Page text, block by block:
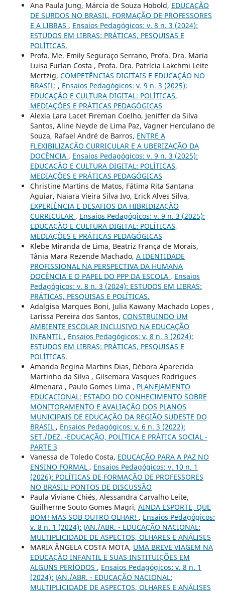
Ana Paula Jung, Márcia de Souza Hobold, EDUCAÇÃO
DE SURDOS NO BRASIL, FORMAÇÃO DE PROFESSORES
E A LIBRAS , Ensaios Pedagógicos: v. 8 n. 3 (2024):
ESTUDOS EM LIBRAS: PRÁTICAS, PESQUISAS E
POLÍTICAS.
Profa. Me. Emily Seguraço Serrano, Profa. Dra. Maria
Luisa Furlan Costa , Profa. Dra. Patrícia Lakchmi Leite
Mertzig, COMPETÊNCIAS DIGITAIS E EDUCAÇÃO NO
BRASIL: , Ensaios Pedagógicos: v. 9 n. 3 (2025):
EDUCAÇÃO E CULTURA DIGITAL: POLÍTICAS,
MEDIAÇÕES E PRÁTICAS PEDAGÓGICAS
Alexia Lara Lacet Fireman Coelho, Jeniffer da Silva
Santos, Aline Neyde de Lima Paz, Vagner Herculano de
Souza, Rafael André de Barros, ENTRE A
FLEXIBILIZAÇÃO CURRICULAR E A UBERIZAÇÃO DA
DOCÊNCIA , Ensaios Pedagógicos: v. 9 n. 3 (2025):
EDUCAÇÃO E CULTURA DIGITAL: POLÍTICAS,
MEDIAÇÕES E PRÁTICAS PEDAGÓGICAS
Christine Martins de Matos, Fátima Rita Santana
Aguiar, Naiara Vieira Silva Ivo, Erick Alves Silva,
EXPERIÊNCIA E DESAFIOS DA HIBRIDIZAÇÃO
CURRICULAR , Ensaios Pedagógicos: v. 9 n. 3 (2025):
EDUCAÇÃO E CULTURA DIGITAL: POLÍTICAS,
MEDIAÇÕES E PRÁTICAS PEDAGÓGICAS
Klebe Miranda de Lima, Beatriz França de Morais,
Tânia Mara Rezende Machado, A IDENTIDADE
PROFISSIONAL NA PERSPECTIVA DA HUMANA
DOCÊNCIA E O PAPEL DO PPP DA ESCOLA , Ensaios
Pedagógicos: v. 8 n. 3 (2024): ESTUDOS EM LIBRAS:
PRÁTICAS, PESQUISAS E POLÍTICAS.
Adalgisa Marques Boni, Julia Kawany Machado Lopes ,
Larissa Pereira dos Santos, CONSTRUINDO UM
AMBIENTE ESCOLAR INCLUSIVO NA EDUCAÇÃO
INFANTIL , Ensaios Pedagógicos: v. 8 n. 3 (2024):
ESTUDOS EM LIBRAS: PRÁTICAS, PESQUISAS E
POLÍTICAS.
Amanda Regina Martins Dias, Débora Aparecida
Martinho da Silva , Gilsemara Vasques Rodrigues
Almenara , Paulo Gomes Lima , PLANEJAMENTO
EDUCACIONAL: ESTADO DO CONHECIMENTO SOBRE
MONITORAMENTO E AVALIAÇÃO DOS PLANOS
MUNICIPAIS DE EDUCAÇÃO DA REGIÃO SUDESTE DO
BRASIL , Ensaios Pedagógicos: v. 6 n. 3 (2022):
SET./DEZ. -EDUCAÇÃO, POLÍTICA E PRÁTICA SOCIAL -
PARTE 3
Vanessa de Toledo Costa, EDUCAÇÃO PARA A PAZ NO
ENSINO FORMAL , Ensaios Pedagógicos: v. 10 n. 1
(2026): POLÍTICAS DE FORMAÇÃO DE PROFESSORES
NO BRASIL: PONTOS DE DISCUSSÃO
Paula Viviane Chiés, Alessandra Carvalho Leite,
Guilherme Souto Gomes Magri, AINDA ESPORTE, QUE
BOM! MAS SOB OUTRO OLHAR! , Ensaios Pedagógicos:
v. 8 n. 1 (2024): JAN./ABR. - EDUCAÇÃO NACIONAL:
MULTIPLICIDADE DE ASPECTOS, OLHARES E ANÁLISES
MARIA ÂNGELA COSTA MOTA, UMA BREVE VIAGEM NA
EDUCAÇÃO INFANTIL E SUAS INSTITUIÇÕES EM
ALGUNS PERÍODOS , Ensaios Pedagógicos: v. 8 n. 1
(2024): JAN./ABR. - EDUCAÇÃO NACIONAL:
MULTIPLICIDADE DE ASPECTOS, OLHARES E ANÁLISES